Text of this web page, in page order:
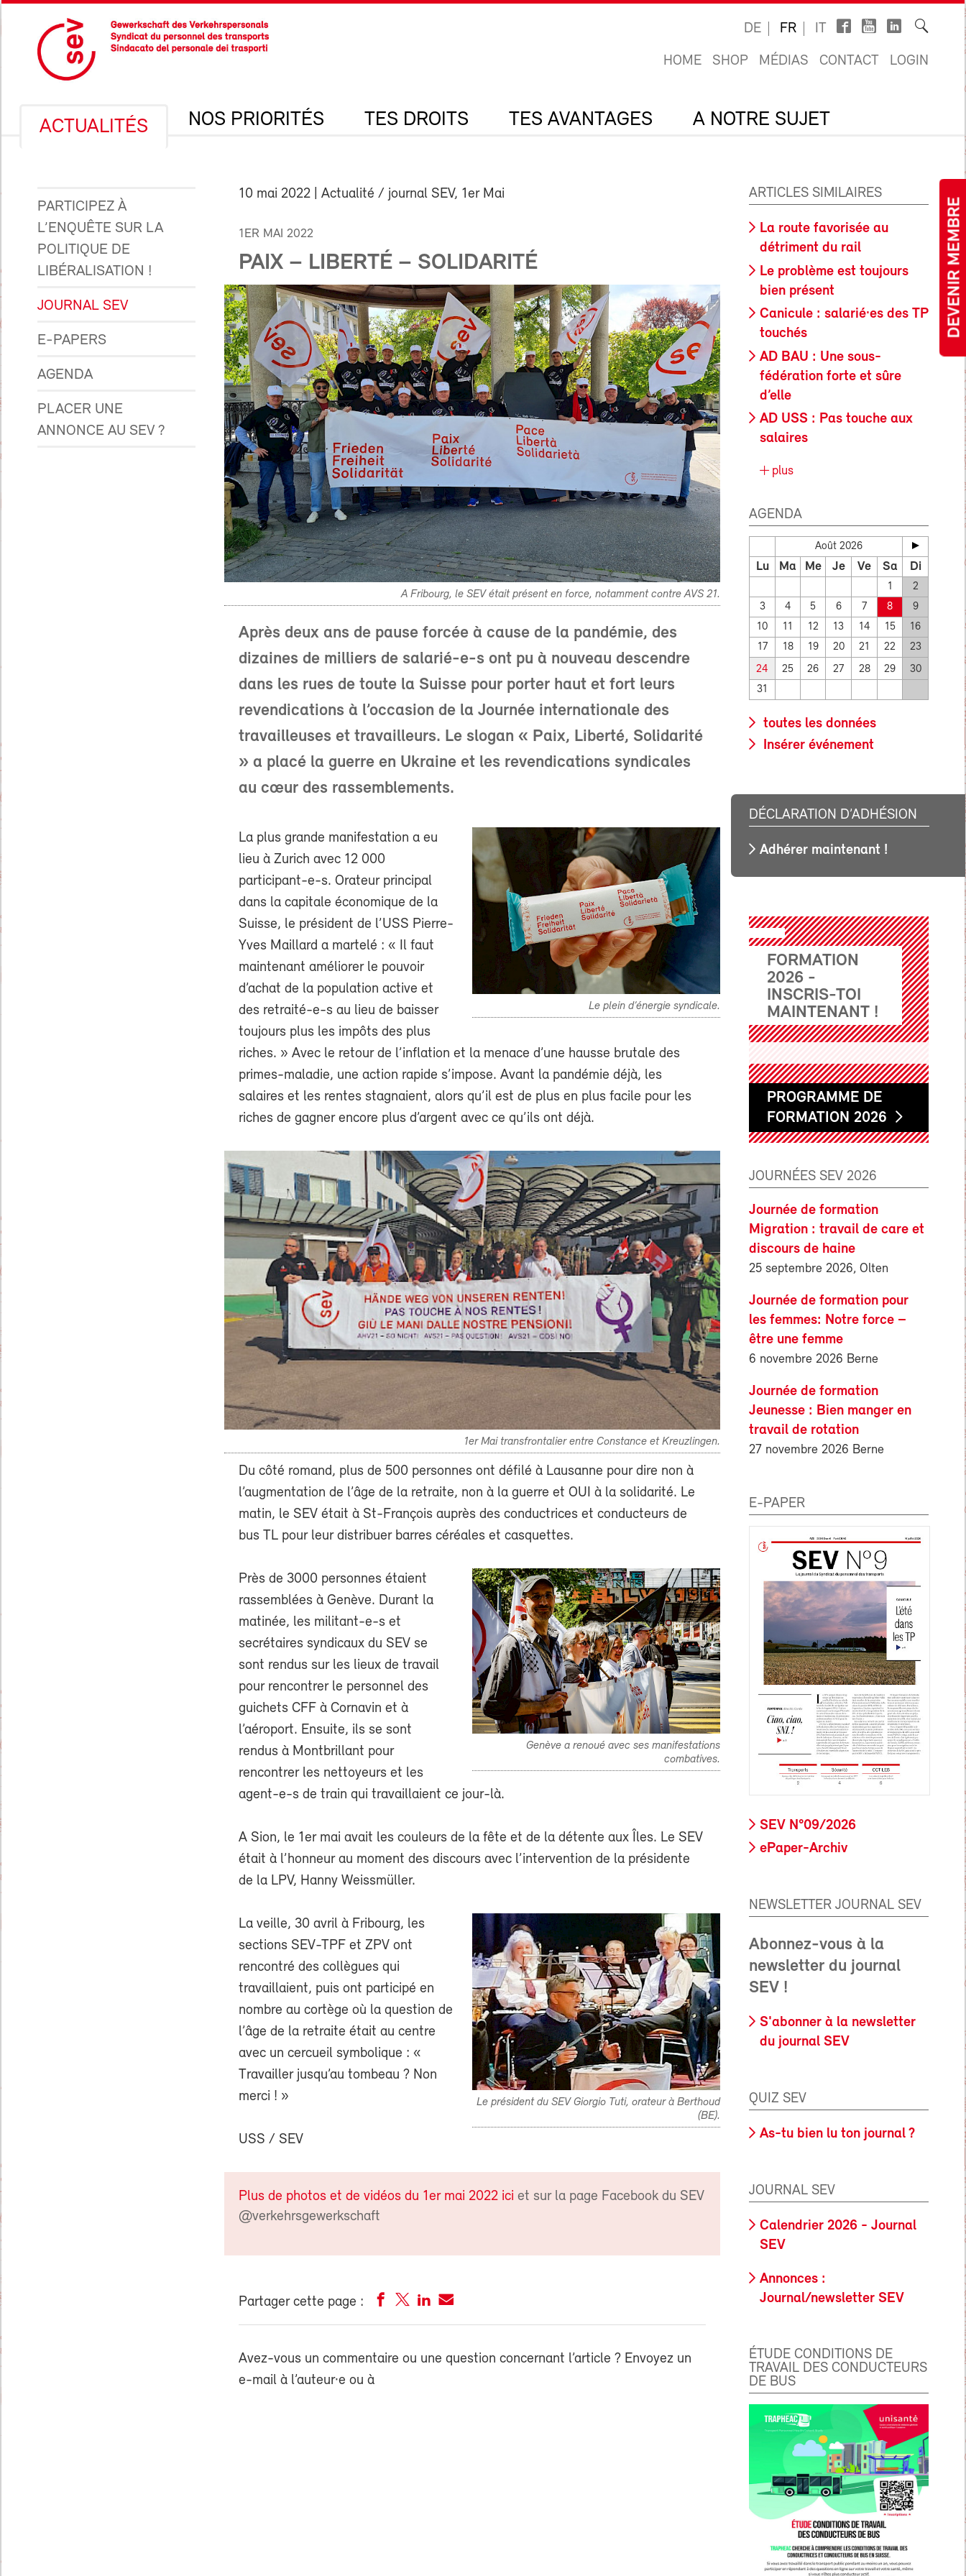
DEVENIR MEMBRE
DE FR IT
HOME SHOP MÉDIAS CONTACT LOGIN
ACTUALITÉS NOS PRIORITÉS TES DROITS TES AVANTAGES A NOTRE SUJET
PARTICIPEZ À
L’ENQUÊTE SUR LA
POLITIQUE DE
LIBÉRALISATION !
JOURNAL SEV
E-PAPERS
AGENDA
PLACER UNE
ANNONCE AU SEV ?
10 mai 2022 | Actualité / journal SEV, 1er Mai
1ER MAI 2022
PAIX – LIBERTÉ – SOLIDARITÉ
A Fribourg, le SEV était présent en force, notamment contre AVS 21.
Après deux ans de pause forcée à cause de la pandémie, des
dizaines de milliers de salarié-e-s ont pu à nouveau descendre
dans les rues de toute la Suisse pour porter haut et fort leurs
revendications à l’occasion de la Journée internationale des
travailleuses et travailleurs. Le slogan « Paix, Liberté, Solidarité
» a placé la guerre en Ukraine et les revendications syndicales
au cœur des rassemblements.
Le plein d’énergie syndicale.
La plus grande manifestation a eu
lieu à Zurich avec 12 000
participant-e-s. Orateur principal
dans la capitale économique de la
Suisse, le président de l’USS Pierre-
Yves Maillard a martelé : « Il faut
maintenant améliorer le pouvoir
d’achat de la population active et
des retraité-e-s au lieu de baisser
toujours plus les impôts des plus
riches. » Avec le retour de l’inflation et la menace d’une hausse brutale des
primes-maladie, une action rapide s’impose. Avant la pandémie déjà, les
salaires et les rentes stagnaient, alors qu’il est de plus en plus facile pour les
riches de gagner encore plus d’argent avec ce qu’ils ont déjà.
1er Mai transfrontalier entre Constance et Kreuzlingen.
Du côté romand, plus de 500 personnes ont défilé à Lausanne pour dire non à
l’augmentation de l’âge de la retraite, non à la guerre et OUI à la solidarité. Le
matin, le SEV était à St-François auprès des conductrices et conducteurs de
bus TL pour leur distribuer barres céréales et casquettes.
Genève a renoué avec ses manifestations
combatives.
Près de 3000 personnes étaient
rassemblées à Genève. Durant la
matinée, les militant-e-s et
secrétaires syndicaux du SEV se
sont rendus sur les lieux de travail
pour rencontrer le personnel des
guichets CFF à Cornavin et à
l’aéroport. Ensuite, ils se sont
rendus à Montbrillant pour
rencontrer les nettoyeurs et les
agent-e-s de train qui travaillaient ce jour-là.
A Sion, le 1er mai avait les couleurs de la fête et de la détente aux Îles. Le SEV
était à l’honneur au moment des discours avec l’intervention de la présidente
de la LPV, Hanny Weissmüller.
Le président du SEV Giorgio Tuti, orateur à Berthoud
(BE).
La veille, 30 avril à Fribourg, les
sections SEV-TPF et ZPV ont
rencontré des collègues qui
travaillaient, puis ont participé en
nombre au cortège où la question de
l’âge de la retraite était au centre
avec un cercueil symbolique : «
Travailler jusqu’au tombeau ? Non
merci ! »
USS / SEV
Plus de photos et de vidéos du 1er mai 2022 ici et sur la page Facebook du SEV
@verkehrsgewerkschaft
Partager cette page :
Avez-vous un commentaire ou une question concernant l’article ? Envoyez un
e-mail à l’auteur·e ou à
ARTICLES SIMILAIRES
La route favorisée au
détriment du rail
Le problème est toujours
bien présent
Canicule : salarié·es des TP
touchés
AD BAU : Une sous-
fédération forte et sûre
d’elle
AD USS : Pas touche aux
salaires
plus
AGENDA
Août 2026
Lu Ma Me Je Ve Sa Di
1
2
3
4 5 6 7 8
9
10
11 12 13 14 15
16
17
18 19 20 21 22 23
24 25 26 27 28 29
30
31
toutes les données
Insérer événement
DÉCLARATION D’ADHÉSION
Adhérer maintenant !
FORMATION
2026 -
INSCRIS-TOI
MAINTENANT !
PROGRAMME DE
FORMATION 2026
JOURNÉES SEV 2026
Journée de formation
Migration : travail de care et
discours de haine
25 septembre 2026, Olten
Journée de formation pour
les femmes: Notre force –
être une femme
6 novembre 2026 Berne
Journée de formation
Jeunesse : Bien manger en
travail de rotation
27 novembre 2026 Berne
E-PAPER
SEV N°09/2026
ePaper-Archiv
NEWSLETTER JOURNAL SEV
Abonnez-vous à la
newsletter du journal
SEV !
S'abonner à la newsletter
du journal SEV
QUIZ SEV
As-tu bien lu ton journal ?
JOURNAL SEV
Calendrier 2026 - Journal
SEV
Annonces :
Journal/newsletter SEV
ÉTUDE CONDITIONS DE
TRAVAIL DES CONDUCTEURS
DE BUS